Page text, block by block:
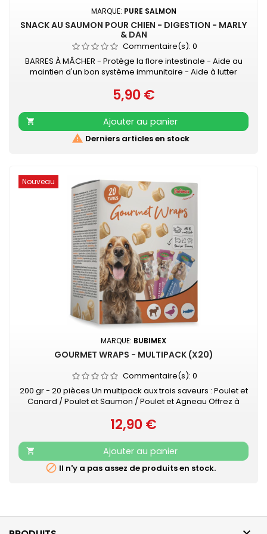
MARQUE: PURE SALMON
SNACK AU SAUMON POUR CHIEN - DIGESTION - MARLY
& DAN
Commentaire(s): 0
BARRES À MÂCHER - Protège la flore intestinale - Aide au
maintien d'un bon système immunitaire - Aide à lutter
FABRIQUÉ EN FRANCE à BOULOGNE-SUR-MER Ce snack
naturel participe au bon équilibre digestif de votre animal,
en associant l'apport des ingrédients naturels tels que le
gingembre, pois...
Prix
5,90 €

Ajouter au panier
 Derniers articles en stock
Nouveau
MARQUE: BUBIMEX
GOURMET WRAPS - MULTIPACK (X20)
Commentaire(s): 0
200 gr - 20 pièces Un multipack aux trois saveurs : Poulet et
Canard / Poulet et Saumon / Poulet et Agneau Offrez à
de plaisir. Délicieuses bouchées généreusement garnies
de filet de poulet, de canard, d'agneau et de chair de
poisson de première qualité, fourrées d'une crème
onctueuse. Préparées avec +...
Prix
12,90 €

Ajouter au panier
 Il n'y a pas assez de produits en stock.